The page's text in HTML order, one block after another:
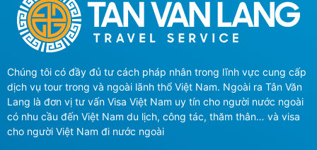
Chúng tôi có đầy đủ tư cách pháp nhân trong lĩnh vực cung cấp
dịch vụ tour trong và ngoài lãnh thổ Việt Nam. Ngoài ra Tân Văn
Lang là đơn vị tư vấn Visa Việt Nam uy tín cho người nước ngoài
có nhu cầu đến Việt Nam du lịch, công tác, thăm thân… và visa
cho người Việt Nam đi nước ngoài